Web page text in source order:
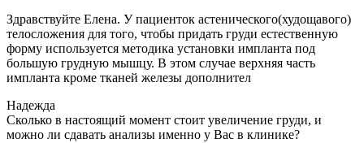
Здравствуйте Елена. У пациенток астенического(худощавого)
телосложения для того, чтобы придать груди естественную
форму используется методика установки импланта под
большую грудную мышцу. В этом случае верхняя часть
импланта кроме тканей железы дополнител
Надежда
Сколько в настоящий момент стоит увеличение груди, и
можно ли сдавать анализы именно у Вас в клинике?